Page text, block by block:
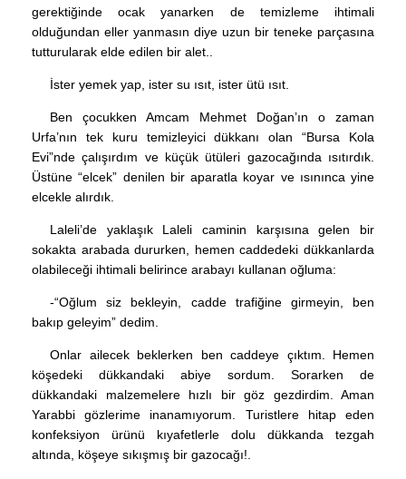
gerektiğinde ocak yanarken de temizleme ihtimali
olduğundan eller yanmasın diye uzun bir teneke parçasına
tutturularak elde edilen bir alet..
İster yemek yap, ister su ısıt, ister ütü ısıt.
Ben çocukken Amcam Mehmet Doğan’ın o zaman
Urfa’nın tek kuru temizleyici dükkanı olan “Bursa Kola
Evi”nde çalışırdım ve küçük ütüleri gazocağında ısıtırdık.
Üstüne “elcek” denilen bir aparatla koyar ve ısınınca yine
elcekle alırdık.
Laleli’de yaklaşık Laleli caminin karşısına gelen bir
sokakta arabada dururken, hemen caddedeki dükkanlarda
olabileceği ihtimali belirince arabayı kullanan oğluma:
-“Oğlum siz bekleyin, cadde trafiğine girmeyin, ben
bakıp geleyim” dedim.
Onlar ailecek beklerken ben caddeye çıktım. Hemen
köşedeki dükkandaki abiye sordum. Sorarken de
dükkandaki malzemelere hızlı bir göz gezdirdim. Aman
Yarabbi gözlerime inanamıyorum. Turistlere hitap eden
konfeksiyon ürünü kıyafetlerle dolu dükkanda tezgah
altında, köşeye sıkışmış bir gazocağı!.